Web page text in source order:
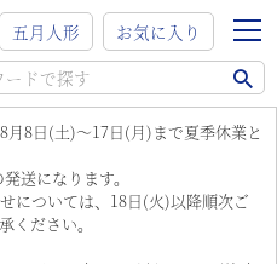
五月人形 お気に入り
8日(土)～17日(月)まで夏季休業と
送になります。
については、18日(火)以降順次ご
ください。